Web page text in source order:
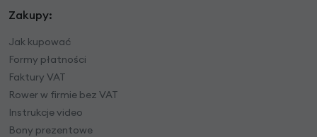
Zakupy:
Jak kupować
Formy płatności
Faktury VAT
Rower w firmie bez VAT
Instrukcje video
Bony prezentowe